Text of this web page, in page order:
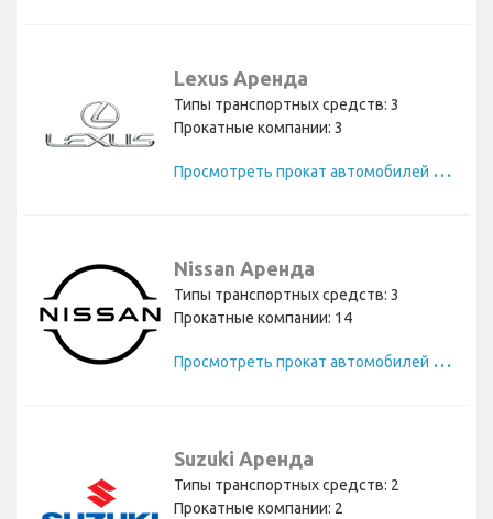
Lexus Аренда
Типы транспортных средств: 3
Прокатные компании: 3
П
росмотреть прокат автомобилей Lexus
Nissan Аренда
Типы транспортных средств: 3
Прокатные компании: 14
П
росмотреть прокат автомобилей Nissan
Suzuki Аренда
Типы транспортных средств: 2
Прокатные компании: 2